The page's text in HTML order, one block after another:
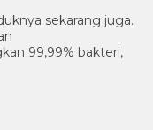
sekarang juga.
99,99% bakteri,